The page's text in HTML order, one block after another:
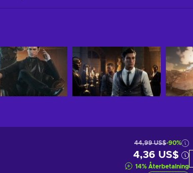
44,99 US$-90%
4,36 US$
14% Återbetalning